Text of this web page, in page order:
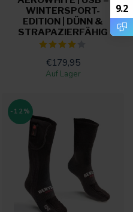
WINTERSPORT-
EDITION | DÜNN &
STRAPAZIERFÄHIG
€179,95
Auf Lager
-12%
9.2